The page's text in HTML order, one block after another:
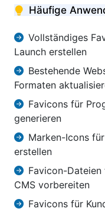
Häufige
Vollständiges
Launch erstellen
Bestehende
Formaten
Favicons für
generieren
Marken-Icons
erstellen
Favicon-
CMS vorbereiten
Favicons für